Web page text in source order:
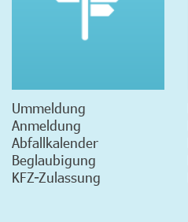
Ummeldung
Anmeldung
Abfallkalender
Beglaubigung
KFZ-Zulassung